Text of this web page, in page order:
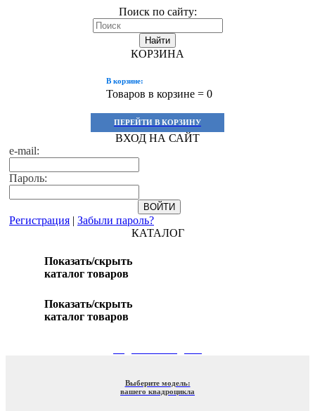
Поиск по сайту:
Найти
КОРЗИНА
В корзине:
Товаров в корзине = 0
ПЕРЕЙТИ В КОРЗИНУ
ВХОД НА САЙТ
e-mail:
Пароль:
Регистрация | Забыли пароль?
КАТАЛОГ
Показать/скрыть
каталог товаров
Показать/скрыть
каталог товаров
Выберите модель:
вашего квадроцикла